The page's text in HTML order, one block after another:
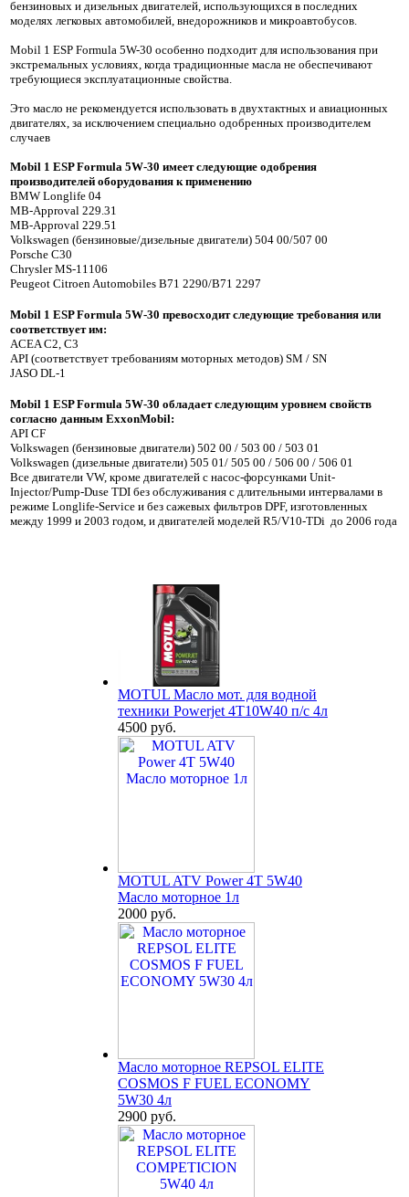
бензиновых и дизельных двигателей, использующихся в последних
моделях легковых автомобилей, внедорожников и микроавтобусов.
Mobil 1 ESP Formula 5W-30 особенно подходит для использования при
экстремальных условиях, когда традиционные масла не обеспечивают
требующиеся эксплуатационные свойства.
Это масло не рекомендуется использовать в двухтактных и авиационных
двигателях, за исключением специально одобренных производителем
случаев
Mobil 1 ESP Formula 5W-30 имеет следующие одобрения
производителей оборудования к применению
BMW Longlife 04
MB-Approval 229.31
MB-Approval 229.51
Volkswagen (бензиновые/дизельные двигатели) 504 00/507 00
Porsche C30
Chrysler MS-11106
Peugeot Citroen Automobiles B71 2290/B71 2297
Mobil 1 ESP Formula 5W-30 превосходит следующие требования или
соответствует им:
ACEA C2, C3
API (соответствует требованиям моторных методов) SM / SN
JASO DL-1
Mobil 1 ESP Formula 5W-30 обладает следующим уровнем свойств
согласно данным ExxonMobil:
API CF
Volkswagen (бензиновые двигатели) 502 00 / 503 00 / 503 01
Volkswagen (дизельные двигатели) 505 01/ 505 00 / 506 00 / 506 01
Все двигатели VW, кроме двигателей с насос-форсунками Unit-
Injector/Pump-Duse TDI без обслуживания с длительными интервалами в
режиме Longlife-Service и без сажевых фильтров DPF, изготовленных
между 1999 и 2003 годом, и двигателей моделей R5/V10-TDi до 2006 года
MOTUL Масло мот. для водной
техники Powerjet 4T10W40 п/с 4л
4500 руб.
MOTUL ATV Power 4T 5W40
Масло моторное 1л
2000 руб.
Масло моторное REPSOL ELITE
COSMOS F FUEL ECONOMY
5W30 4л
2900 руб.